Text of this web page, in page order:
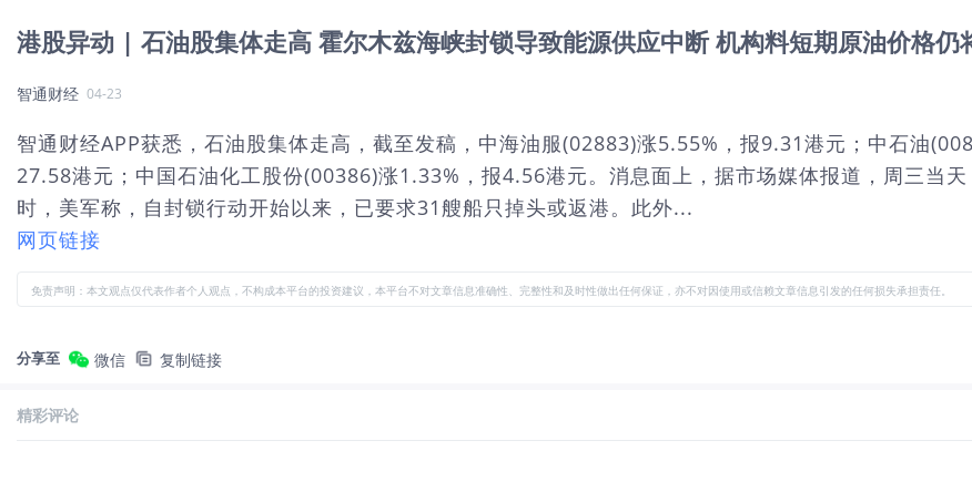
港股异动 | 石油股集体走高 霍尔木兹海峡封锁导致能源供应中断 机构料短期原油价格仍
智通财经 04-23
智通财经APP获悉，石油股集体走高，截至发稿，中海油服(02883)涨5.55%，报9.31港元；中石油
27.58港元；中国石油化工股份(00386)涨1.33%，报4.56港元。消息面上，据市场媒体报道，周三当
时，美军称，自封锁行动开始以来，已要求31艘船只掉头或返港。此外...
网页链接
免责声明：本文观点仅代表作者个人观点，不构成本平台的投资建议，本平台不对文章信息准确性、完整性和及时性做出任何保证，亦不对因使用或信赖文章信息引发的任何损失承担责任。
分享至 微信 复制链接
精彩评论